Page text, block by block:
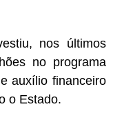
nos últimos
no programa
auxílio financeiro
o Estado.